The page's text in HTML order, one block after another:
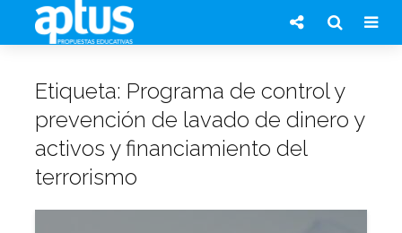
Etiqueta: Programa de control y
prevención de lavado de dinero y
activos y financiamiento del
terrorismo